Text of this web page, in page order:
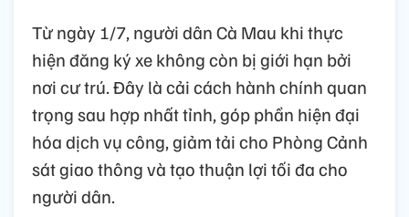
Từ ngày 1/7, người dân Cà Mau khi thực
hiện đăng ký xe không còn bị giới hạn bởi
nơi cư trú. Đây là cải cách hành chính quan
trọng sau hợp nhất tỉnh, góp phần hiện đại
hóa dịch vụ công, giảm tải cho Phòng Cảnh
sát giao thông và tạo thuận lợi tối đa cho
người dân.